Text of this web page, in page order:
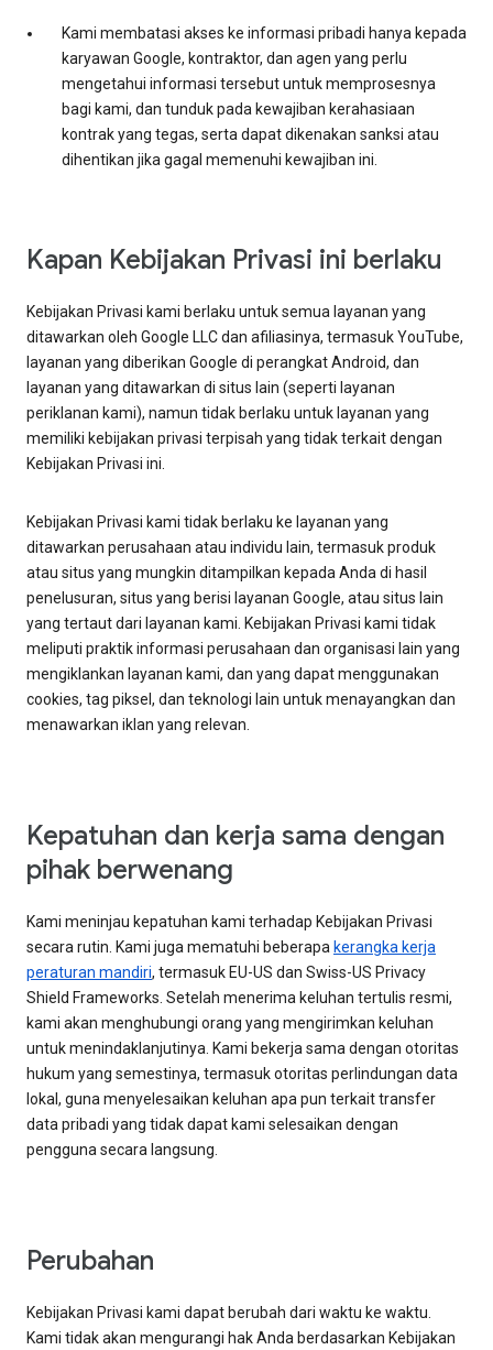
Kami membatasi akses ke informasi pribadi hanya kepada
karyawan Google, kontraktor, dan agen yang perlu
mengetahui informasi tersebut untuk memprosesnya
bagi kami, dan tunduk pada kewajiban kerahasiaan
kontrak yang tegas, serta dapat dikenakan sanksi atau
dihentikan jika gagal memenuhi kewajiban ini.
Kapan Kebijakan Privasi ini berlaku
Kebijakan Privasi kami berlaku untuk semua layanan yang
ditawarkan oleh Google LLC dan afiliasinya, termasuk YouTube,
layanan yang diberikan Google di perangkat Android, dan
layanan yang ditawarkan di situs lain (seperti layanan
periklanan kami), namun tidak berlaku untuk layanan yang
memiliki kebijakan privasi terpisah yang tidak terkait dengan
Kebijakan Privasi ini.
Kebijakan Privasi kami tidak berlaku ke layanan yang
ditawarkan perusahaan atau individu lain, termasuk produk
atau situs yang mungkin ditampilkan kepada Anda di hasil
penelusuran, situs yang berisi layanan Google, atau situs lain
yang tertaut dari layanan kami. Kebijakan Privasi kami tidak
meliputi praktik informasi perusahaan dan organisasi lain yang
mengiklankan layanan kami, dan yang dapat menggunakan
cookies, tag piksel, dan teknologi lain untuk menayangkan dan
menawarkan iklan yang relevan.
Kepatuhan dan kerja sama dengan
pihak berwenang
Kami meninjau kepatuhan kami terhadap Kebijakan Privasi
secara rutin. Kami juga mematuhi beberapa kerangka kerja
peraturan mandiri, termasuk EU-US dan Swiss-US Privacy
Shield Frameworks. Setelah menerima keluhan tertulis resmi,
kami akan menghubungi orang yang mengirimkan keluhan
untuk menindaklanjutinya. Kami bekerja sama dengan otoritas
hukum yang semestinya, termasuk otoritas perlindungan data
lokal, guna menyelesaikan keluhan apa pun terkait transfer
data pribadi yang tidak dapat kami selesaikan dengan
pengguna secara langsung.
Perubahan
Kebijakan Privasi kami dapat berubah dari waktu ke waktu.
Kami tidak akan mengurangi hak Anda berdasarkan Kebijakan